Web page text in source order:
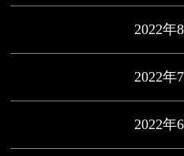
2022年
2022年
2022年